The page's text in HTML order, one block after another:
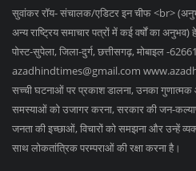
सुवांकर रॉय- संचालक/एडिटर इन चीफ <br>
अन्य राष्ट्रिय समाचार पत्रों में कई वर्षों का
पोस्ट-सुपेला, जिला-दुर्ग, छत्तीसगढ़, मोबाइल -
azadhindtimes@gmail.com
सच्ची घटनाओं पर प्रकाश डालना, उनका गुणात्मक
समस्याओं को उजागर करना, सरकार की जन-
जनता की इच्छाओं, विचारों को समझना और उन्हें
साथ लोकतांत्रिक परम्पराओं की रक्षा करना है।